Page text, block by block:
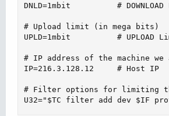
DNLD=1mbit          #
# Upload limit (in mega bits)
UPLD=1mbit          # UPLOAD
# IP address of the machine
IP=216.3.128.12     # Host IP
# Filter options for limiting
U32="$TC filter add dev $IF